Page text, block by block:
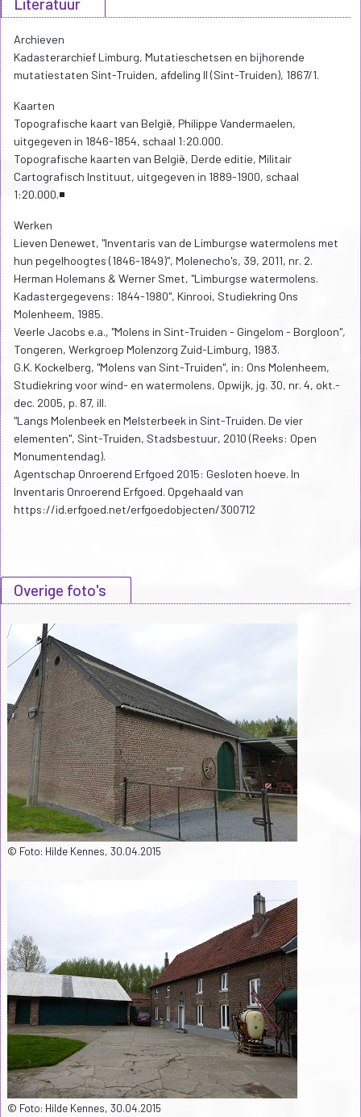
Literatuur
Archieven
Kadasterarchief Limburg, Mutatieschetsen en bijhorende
mutatiestaten Sint-Truiden, afdeling II (Sint-Truiden), 1867/1.
Kaarten
Topografische kaart van België, Philippe Vandermaelen,
uitgegeven in 1846-1854, schaal 1:20.000.
Topografische kaarten van België, Derde editie, Militair
Cartografisch Instituut, uitgegeven in 1889-1900, schaal
1:20.000.◾
Werken
Lieven Denewet, "Inventaris van de Limburgse watermolens met
hun pegelhoogtes (1846-1849)", Molenecho's, 39, 2011, nr. 2.
Herman Holemans & Werner Smet, "Limburgse watermolens.
Kadastergegevens: 1844-1980", Kinrooi, Studiekring Ons
Molenheem, 1985.
Veerle Jacobs e.a., "Molens in Sint-Truiden - Gingelom - Borgloon",
Tongeren, Werkgroep Molenzorg Zuid-Limburg, 1983.
G.K. Kockelberg, "Molens van Sint-Truiden", in: Ons Molenheem,
Studiekring voor wind- en watermolens, Opwijk, jg. 30, nr. 4, okt.-
dec. 2005, p. 87, ill.
"Langs Molenbeek en Melsterbeek in Sint-Truiden. De vier
elementen", Sint-Truiden, Stadsbestuur, 2010 (Reeks: Open
Monumentendag).
Agentschap Onroerend Erfgoed 2015: Gesloten hoeve. In
Inventaris Onroerend Erfgoed. Opgehaald van
https://id.erfgoed.net/erfgoedobjecten/300712
Overige foto's
© Foto: Hilde Kennes, 30.04.2015
© Foto: Hilde Kennes, 30.04.2015